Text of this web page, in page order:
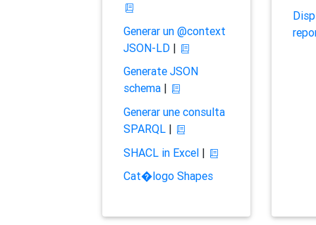
Generar un @context
JSON-LD|
Generate JSON
schema|
Generar une consulta
SPARQL|
SHACL in Excel|
Cat�logo Shapes